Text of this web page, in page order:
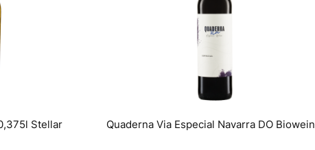
Stellar
In den Warenkorb
Quaderna Via Especial Navarra DO Biowein